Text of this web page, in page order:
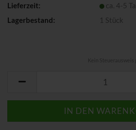
Lieferzeit:
ca. 4-5
Lagerbestand: 1 Stück